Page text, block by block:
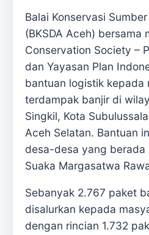
Balai Konservasi
(BKSDA Aceh) bersama
Conservation Society –
dan Yayasan Plan
bantuan logistik kepada
terdampak banjir di
Singkil, Kota
Aceh Selatan. Bantuan
desa-desa yang
Suaka Margasatwa
Sebanyak 2.767 paket
disalurkan kepada
dengan rincian 1.732